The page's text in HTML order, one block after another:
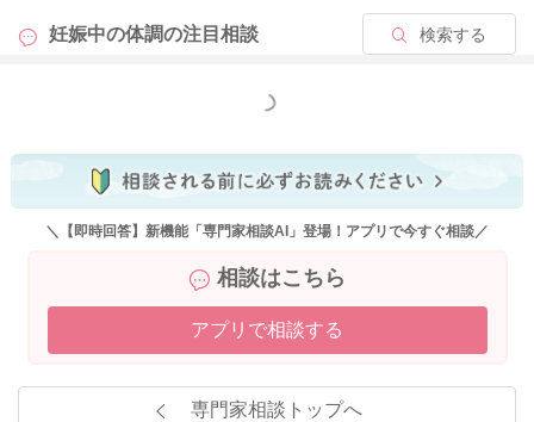
妊娠中の体調の注目相談 検索する
もっと見る
＼【即時回答】新機能「専門家相談AI」登場！アプリで今すぐ相談／
相談はこちら
アプリで相談する
専門家相談トップへ